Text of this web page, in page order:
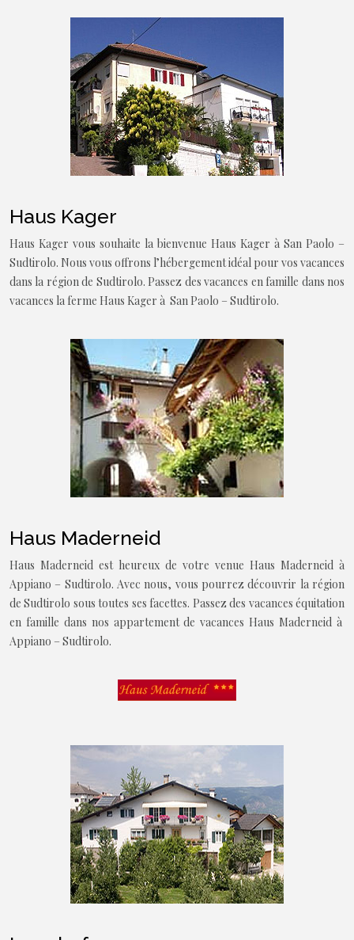
Haus Kager
Haus Kager vous souhaite la bienvenue Haus Kager à San Paolo –
Sudtirolo. Nous vous offrons l’hébergement idéal pour vos vacances
dans la région de Sudtirolo. Passez des vacances en famille dans nos
vacances la ferme Haus Kager à San Paolo – Sudtirolo.
Haus Maderneid
Haus Maderneid est heureux de votre venue Haus Maderneid à
Appiano – Sudtirolo. Avec nous, vous pourrez découvrir la région
de Sudtirolo sous toutes ses facettes. Passez des vacances équitation
en famille dans nos appartement de vacances Haus Maderneid à
Appiano – Sudtirolo.